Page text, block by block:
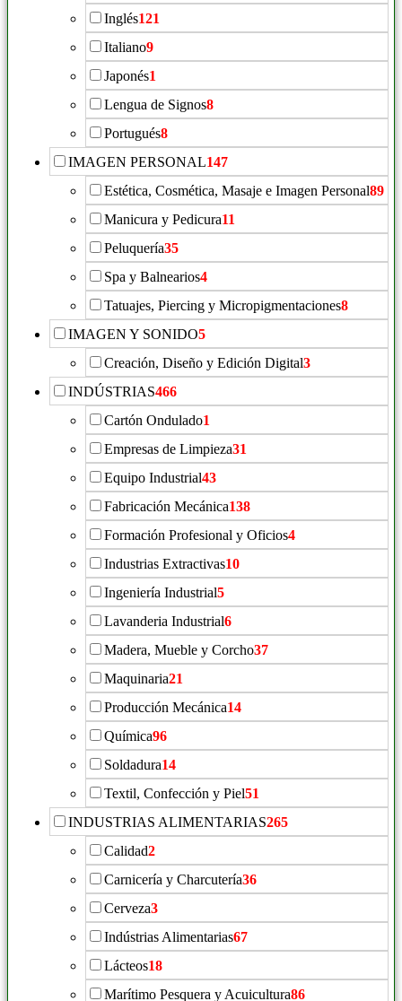
Inglés121
Italiano9
Japonés1
Lengua de Signos8
Portugués8
IMAGEN PERSONAL147
Estética, Cosmética, Masaje e Imagen Personal89
Manicura y Pedicura11
Peluquería35
Spa y Balnearios4
Tatuajes, Piercing y Micropigmentaciones8
IMAGEN Y SONIDO5
Creación, Diseño y Edición Digital3
INDÚSTRIAS466
Cartón Ondulado1
Empresas de Limpieza31
Equipo Industrial43
Fabricación Mecánica138
Formación Profesional y Oficios4
Industrias Extractivas10
Ingeniería Industrial5
Lavanderia Industrial6
Madera, Mueble y Corcho37
Maquinaria21
Producción Mecánica14
Química96
Soldadura14
Textil, Confección y Piel51
INDUSTRIAS ALIMENTARIAS265
Calidad2
Carnicería y Charcutería36
Cerveza3
Indústrias Alimentarias67
Lácteos18
Marítimo Pesquera y Acuicultura86